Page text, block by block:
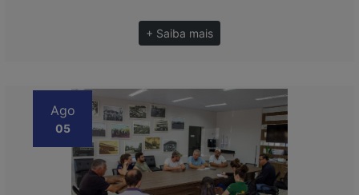
+ Saiba mais
Ago
05